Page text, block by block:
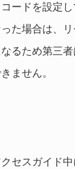
コードを設定
た場合は、
るため第三
ません。
セスガイド